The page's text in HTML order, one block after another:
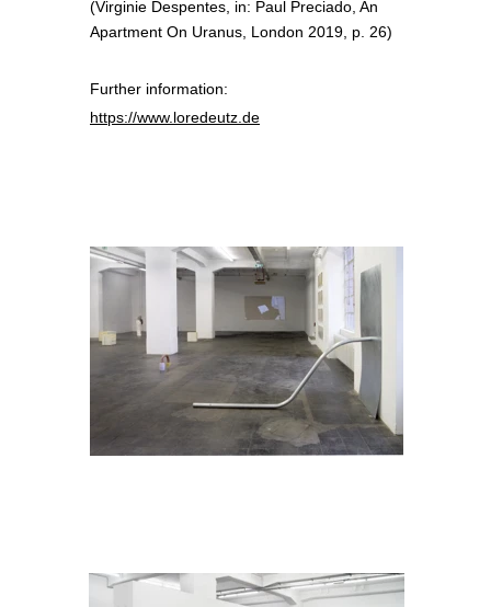
(Virginie Despentes, in: Paul Preciado, An
Apartment On Uranus, London 2019, p. 26)
Further information:
https://www.loredeutz.de